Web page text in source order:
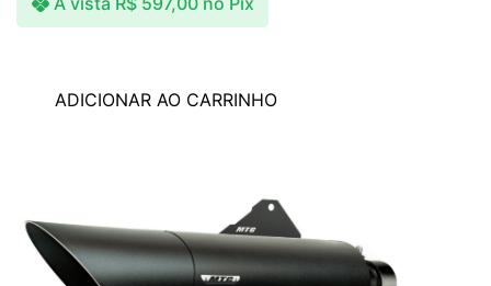
ADICIONAR AO CARRINHO